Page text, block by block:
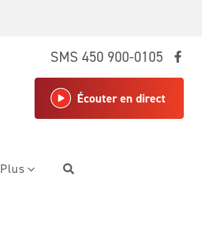
SMS 450 900-0105
Écouter en direct
Plus